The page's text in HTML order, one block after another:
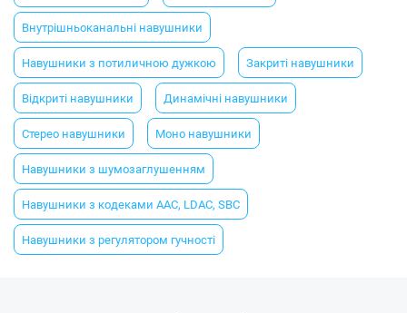
Внутрішньоканальні навушники
Навушники з потиличною дужкою Закриті навушники
Відкриті навушники Динамічні навушники
Стерео навушники Моно навушники
Навушники з шумозаглушенням
Навушники з кодеками AAC, LDAC, SBC
Навушники з регулятором гучності